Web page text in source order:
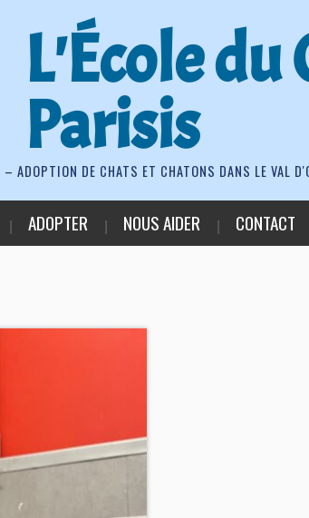
L'École
Parisis
ADOPTION DE CHATS ET CHATONS DANS LE VAL
ADOPTER NOUS AIDER CONTACT